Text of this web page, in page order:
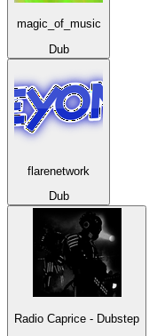
magic_of_music
Dub
flarenetwork
Dub
Radio Caprice - Dubstep